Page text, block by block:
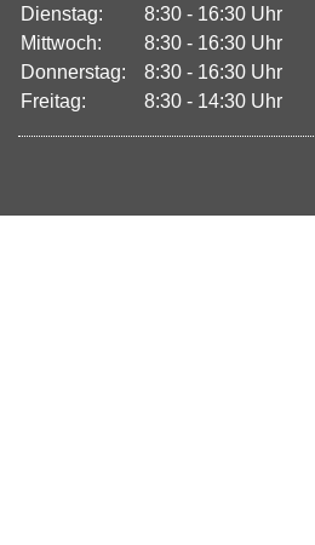
Dienstag:
8:30 - 16:30 Uhr
Mittwoch:
8:30 - 16:30 Uhr
Donnerstag:
8:30 - 16:30 Uhr
Freitag:
8:30 - 14:30 Uhr